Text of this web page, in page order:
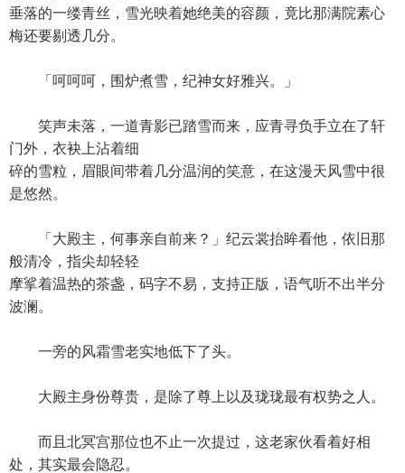
垂落的一缕青丝，雪光映着她绝美的容颜，竟比那满院素心
梅还要剔透几分。
「呵呵呵，围炉煮雪，纪神女好雅兴。」
笑声未落，一道青影已踏雪而来，应青寻负手立在了轩
门外，衣袂上沾着细
碎的雪粒，眉眼间带着几分温润的笑意，在这漫天风雪中很
是悠然。
「大殿主，何事亲自前来？」纪云裳抬眸看他，依旧那
般清冷，指尖却轻轻
摩挲着温热的茶盏，码字不易，支持正版，语气听不出半分
波澜。
一旁的风霜雪老实地低下了头。
大殿主身份尊贵，是除了尊上以及珑珑最有权势之人。
而且北冥宫那位也不止一次提过，这老家伙看着好相
处，其实最会隐忍。